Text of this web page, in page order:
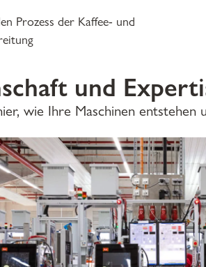
Prozess der Kaffee- und
und
wie Ihre Maschinen